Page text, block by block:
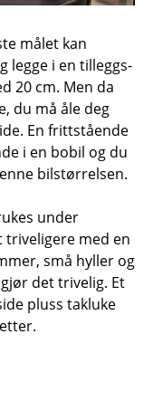
målet kan
legge i en tilleggs-
20 cm. Men da
du må åle deg
En frittstående
i en bobil og du
bilstørrelsen.
under
triveligere med en
små hyller og
det trivelig. Et
pluss takluke